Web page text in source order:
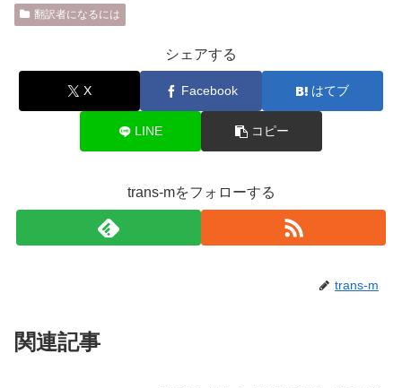
翻訳者になるには
シェアする
X Facebook はてブ
LINE コピー
trans-mをフォローする
trans-m
関連記事